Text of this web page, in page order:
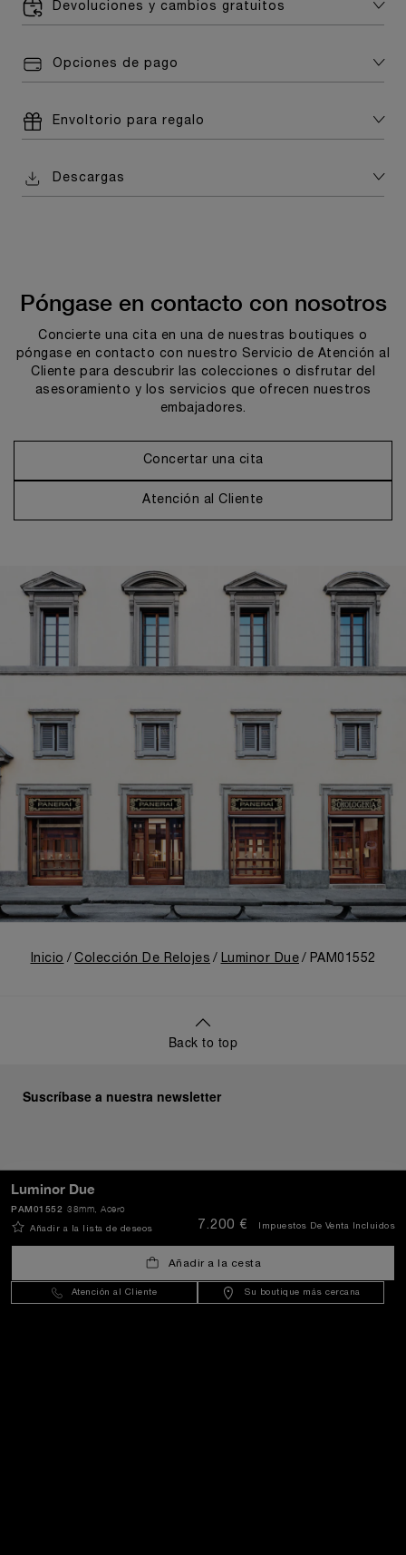
Luminor Due
38mm , Acero
PAM01552
Añadir a la lista de deseos 7.200 € Impuestos De Venta Incluidos
Añadir a la cesta
Atención al Cliente Su boutique más cercana
Devoluciones y cambios gratuitos
Opciones de pago
Envoltorio para regalo
Descargas
Póngase en contacto con nosotros
Concierte una cita en una de nuestras boutiques o
póngase en contacto con nuestro Servicio de Atención al
Cliente para descubrir las colecciones o disfrutar del
asesoramiento y los servicios que ofrecen nuestros
embajadores.
Concertar una cita
Atención al Cliente
Inicio Colección De Relojes Luminor Due PAM01552
Back to top
Suscríbase a nuestra newsletter
Spain(EUR €)- ES